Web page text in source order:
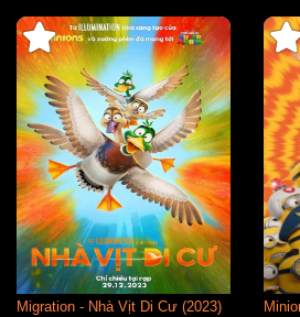
Migration - Nhà Vịt Di Cư (2023)